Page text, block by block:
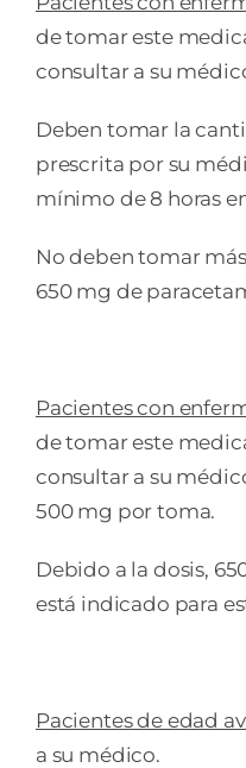
de tomar este
consultar a su
Deben tomar la
prescrita por su
mínimo de 8 horas
No deben tomar
650 mg de
Pacientes con
de tomar este
consultar a su
500 mg por toma.
Debido a la dosis,
está indicado para
Pacientes de edad
a su médico.